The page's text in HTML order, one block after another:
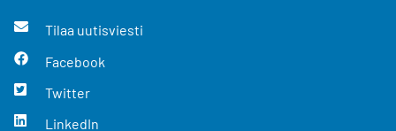
Tilaa uutisviesti
Facebook
Twitter
LinkedIn